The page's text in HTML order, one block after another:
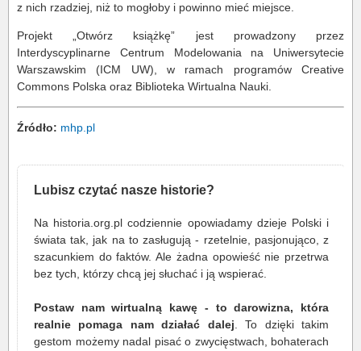
z nich rzadziej, niż to mogłoby i powinno mieć miejsce.
Projekt „Otwórz książkę” jest prowadzony przez
Interdyscyplinarne Centrum Modelowania na Uniwersytecie
Warszawskim (ICM UW), w ramach programów Creative
Commons Polska oraz Biblioteka Wirtualna Nauki.
Źródło: mhp.pl
Lubisz czytać nasze historie?
Na historia.org.pl codziennie opowiadamy dzieje Polski i
świata tak, jak na to zasługują - rzetelnie, pasjonująco, z
szacunkiem do faktów. Ale żadna opowieść nie przetrwa
bez tych, którzy chcą jej słuchać i ją wspierać.
Postaw nam wirtualną kawę - to darowizna, która
realnie pomaga nam działać dalej . To dzięki takim
gestom możemy nadal pisać o zwycięstwach, bohaterach